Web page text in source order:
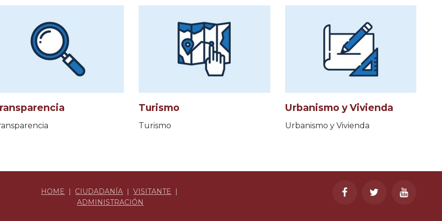
Turismo
Turismo
Urbanismo y Vivienda
Urbanismo y Vivienda
HOME | CIUDADANÍA |VISITANTE |
ADMINISTRACIÓN